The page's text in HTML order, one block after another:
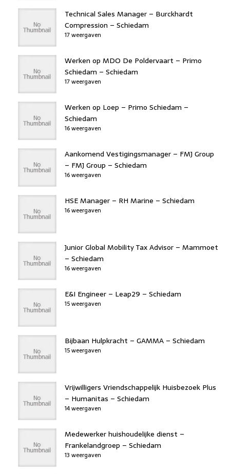
Technical Sales Manager – Burckhardt
Compression – Schiedam
17 weergaven
Werken op MDO De Poldervaart – Primo
Schiedam – Schiedam
17 weergaven
Werken op Loep – Primo Schiedam –
Schiedam
16 weergaven
Aankomend Vestigingsmanager – FMJ Group
– FMJ Group – Schiedam
16 weergaven
HSE Manager – RH Marine – Schiedam
16 weergaven
Junior Global Mobility Tax Advisor – Mammoet
– Schiedam
16 weergaven
E&I Engineer – Leap29 – Schiedam
15 weergaven
Bijbaan Hulpkracht – GAMMA – Schiedam
15 weergaven
Vrijwilligers Vriendschappelijk Huisbezoek Plus
– Humanitas – Schiedam
14 weergaven
Medewerker huishoudelijke dienst –
Frankelandgroep – Schiedam
13 weergaven